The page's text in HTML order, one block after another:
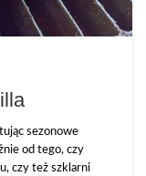
sezonowe
od tego, czy
czy też szklarni